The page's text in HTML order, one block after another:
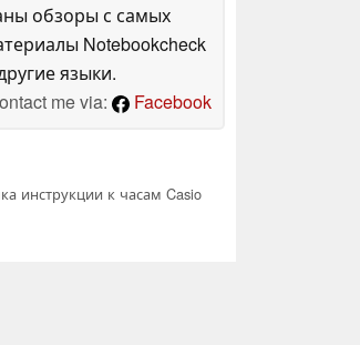
обзоры с самых
Notebookcheck
языки.
me via:
Facebook
инструкции к часам Casio